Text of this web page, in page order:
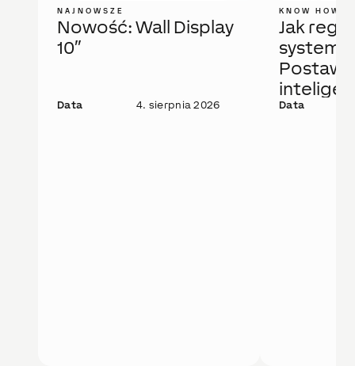
NAJNOWSZE
Nowość: Wall Display
10″
Data 4. sierpnia 2026
KNOW HOW
Jak
system
Postaw
Data